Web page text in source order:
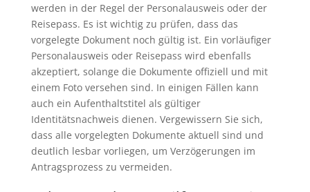
werden in der Regel der Personalausweis oder der
Reisepass. Es ist wichtig zu prüfen, dass das
vorgelegte Dokument noch gültig ist. Ein vorläufiger
Personalausweis oder Reisepass wird ebenfalls
akzeptiert, solange die Dokumente offiziell und mit
einem Foto versehen sind. In einigen Fällen kann
auch ein Aufenthaltstitel als gültiger
Identitätsnachweis dienen. Vergewissern Sie sich,
dass alle vorgelegten Dokumente aktuell sind und
deutlich lesbar vorliegen, um Verzögerungen im
Antragsprozess zu vermeiden.